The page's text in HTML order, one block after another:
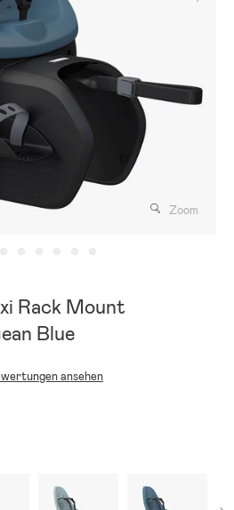
Zoom
Rack Mount
Blue
ansehen